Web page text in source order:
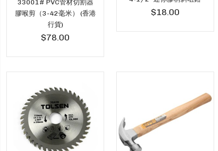
33001# PVC管材切割器
膠喉剪（3-42毫米） (香港
行貨)
$78.00
$18.00